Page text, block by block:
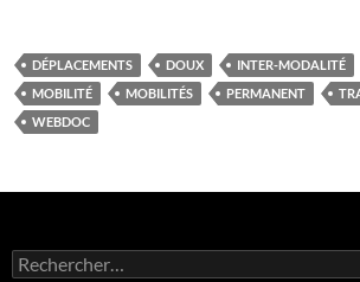
DÉPLACEMENTS DOUX INTER-MODALITÉ
MOBILITÉ
MOBILITÉS PERMANENT
WEBDOC
Rechercher :